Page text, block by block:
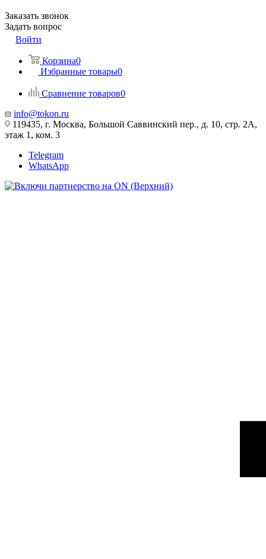
Заказать звонок
Задать вопрос
Войти
Корзина0
Избранные товары0
Сравнение товаров0
info@tokon.ru
119435, г. Москва, Большой Саввинский пер., д. 10, стр. 2А,
этаж 1, ком. 3
Telegram
WhatsApp